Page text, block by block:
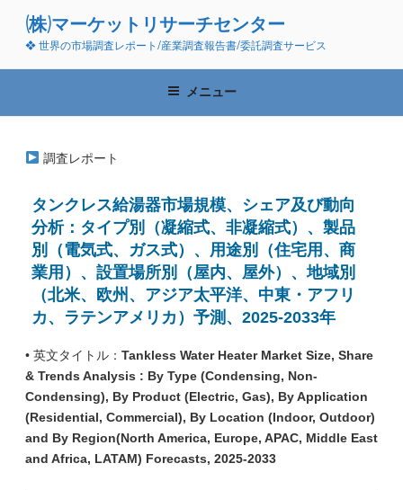
ン
(株)マーケットリサーチセンター
❖ 世界の市場調査レポート/産業調査報告書/委託調査サービス
メニュー
調査レポート
タンクレス給湯器市場規模、シェア及び動向
分析：タイプ別（凝縮式、非凝縮式）、製品
別（電気式、ガス式）、用途別（住宅用、商
業用）、設置場所別（屋内、屋外）、地域別
（北米、欧州、アジア太平洋、中東・アフリ
カ、ラテンアメリカ）予測、2025-2033年
• 英文タイトル： Tankless Water Heater Market Size, Share
& Trends Analysis : By Type (Condensing, Non-
Condensing), By Product (Electric, Gas), By Application
(Residential, Commercial), By Location (Indoor, Outdoor)
and By Region(North America, Europe, APAC, Middle East
and Africa, LATAM) Forecasts, 2025-2033